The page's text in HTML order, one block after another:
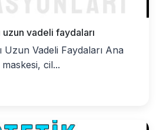
uzun vadeli faydaları
Uzun Vadeli Faydaları Ana
cil...